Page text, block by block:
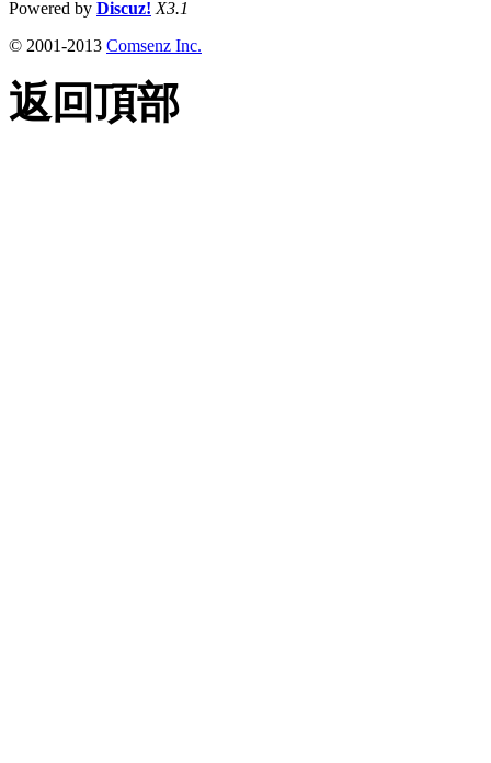
Powered by Discuz! X3.1
© 2001-2013 Comsenz Inc.
返回頂部